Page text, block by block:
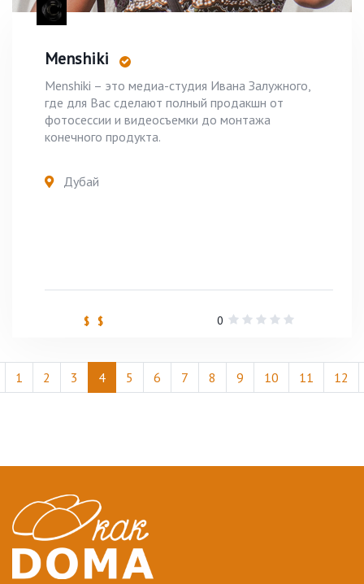
Menshiki
Menshiki – это медиа-студия Ивана Залужного,
где для Вас сделают полный продакшн от
фотосессии и видеосъемки до монтажа
конечного продукта.
Дубай
$ $ 0
1 2 3 4 5 6 7 8 9 10 11 12